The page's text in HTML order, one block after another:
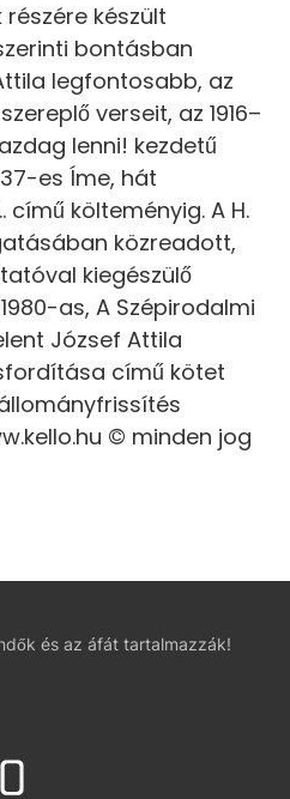
készült
bontásban
legfontosabb, az
verseit, az 1916–
lenni! kezdetű
es Íme, hát
költeményig. A H.
közreadott,
kiegészülő
as, A Szépirodalmi
József Attila
című kötet
© minden jog
és az áfát tartalmazzák!